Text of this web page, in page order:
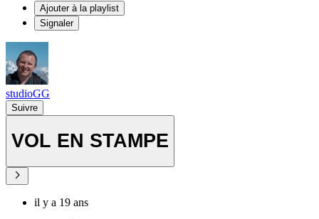
Ajouter à la playlist
Signaler
studioGG
Suivre
VOL EN STAMPE
il y a 19 ans